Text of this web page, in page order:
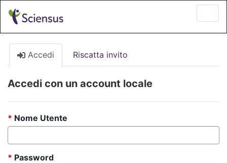
Accedi Riscatta invito
Accedi con un account locale
Nome Utente
Password